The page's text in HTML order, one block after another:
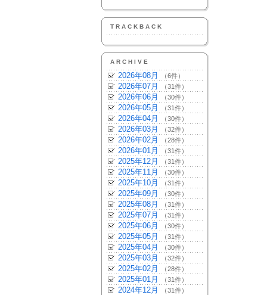
TRACKBACK
ARCHIVE
2026年08月 （6件）
2026年07月 （31件）
2026年06月 （30件）
2026年05月 （31件）
2026年04月 （30件）
2026年03月 （32件）
2026年02月 （28件）
2026年01月 （31件）
2025年12月 （31件）
2025年11月 （30件）
2025年10月 （31件）
2025年09月 （30件）
2025年08月 （31件）
2025年07月 （31件）
2025年06月 （30件）
2025年05月 （31件）
2025年04月 （30件）
2025年03月 （32件）
2025年02月 （28件）
2025年01月 （31件）
2024年12月 （31件）